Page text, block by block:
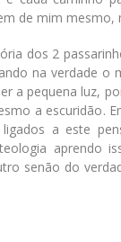
de mim
dos 2
na verdade o
a pequena luz,
a escuridão.
a este
aprendo
senão do